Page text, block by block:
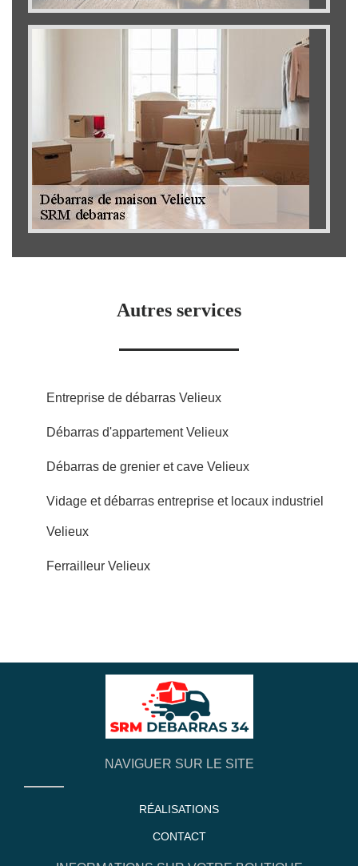
Autres services
Entreprise de débarras Velieux
Débarras d'appartement Velieux
Débarras de grenier et cave Velieux
Vidage et débarras entreprise et locaux industriel
Velieux
Ferrailleur Velieux
NAVIGUER SUR LE SITE
RÉALISATIONS
CONTACT